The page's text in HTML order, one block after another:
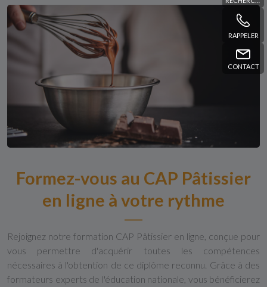
RAPPELER
CONTACT
Formez-vous au CAP Pâtissier
en ligne à votre rythme
Rejoignez notre formation CAP Pâtissier en ligne, conçue pour
vous permettre d'acquérir toutes les compétences
nécessaires à l'obtention de ce diplôme reconnu. Grâce à des
formateurs experts de l'éducation nationale, vous bénéficierez